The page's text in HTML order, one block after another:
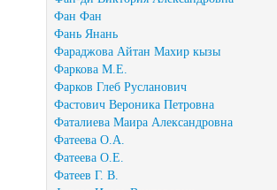
Фан Фан
Фань Янань
Фараджова Айтан Махир кызы
Фаркова М.Е.
Фарков Глеб Русланович
Фастович Вероника Петровна
Фаталиева Маира Александровна
Фатеева О.А.
Фатеева О.Е.
Фатеев Г. В.